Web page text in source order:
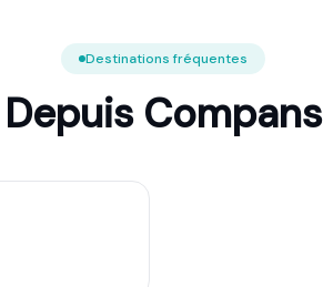
Destinations fréquentes
Depuis Compans